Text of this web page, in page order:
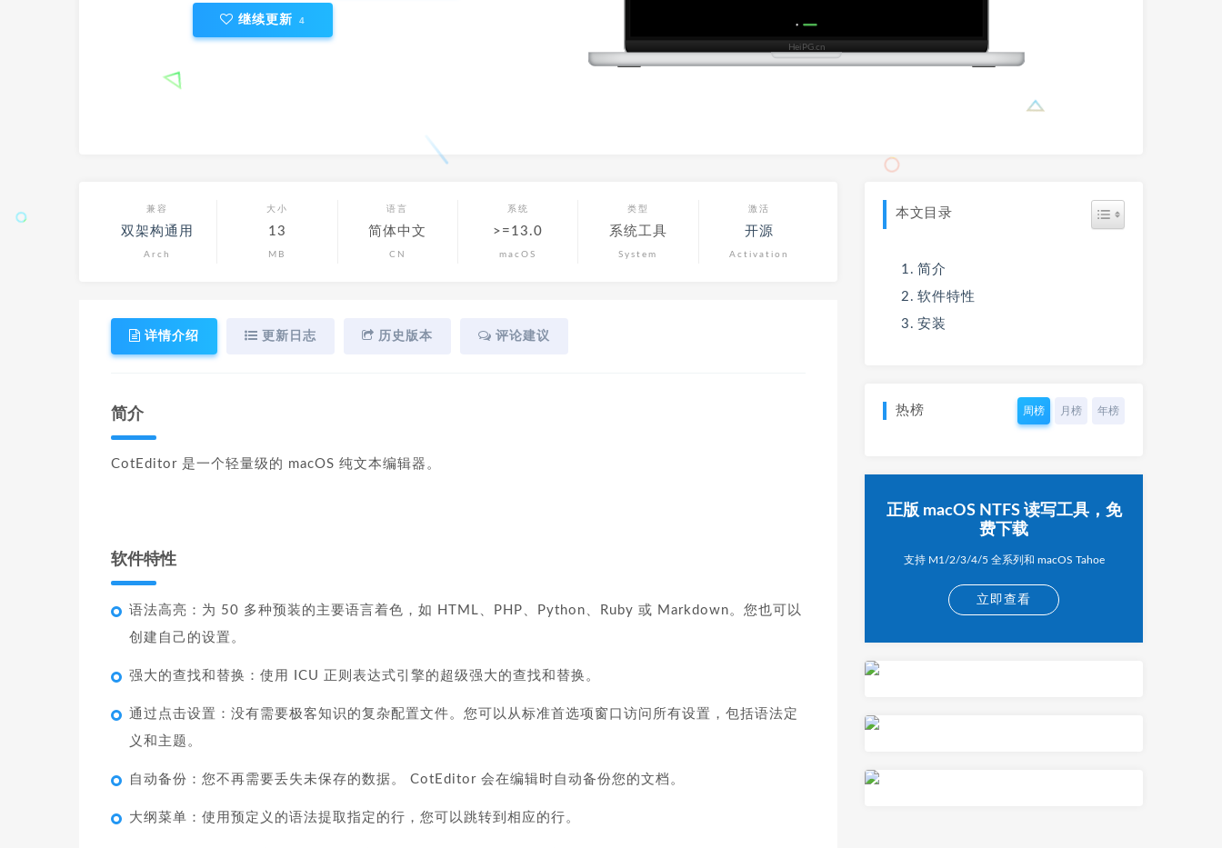
继续更新 4
兼容
双架构通用
Arch
大小
13
MB
语言
简体中文
CN
系统
>=13.0
macOS
类型
系统工具
System
激活
开源
Activation
详情介绍 更新日志 历史版本 评论建议
简介
CotEditor 是一个轻量级的 macOS 纯文本编辑器。
软件特性
语法高亮：为 50 多种预装的主要语言着色，如 HTML、PHP、Python、Ruby 或 Markdown。您也可以
创建自己的设置。
强大的查找和替换：使用 ICU 正则表达式引擎的超级强大的查找和替换。
通过点击设置：没有需要极客知识的复杂配置文件。您可以从标准首选项窗口访问所有设置，包括语法定
义和主题。
自动备份：您不再需要丢失未保存的数据。 CotEditor 会在编辑时自动备份您的文档。
大纲菜单：使用预定义的语法提取指定的行，您可以跳转到相应的行。
本文目录
简介
软件特性
安装
热榜 周榜 月榜 年榜
正版 macOS NTFS 读写工具，免
费下载
支持 M1/2/3/4/5 全系列和 macOS Tahoe
立即查看